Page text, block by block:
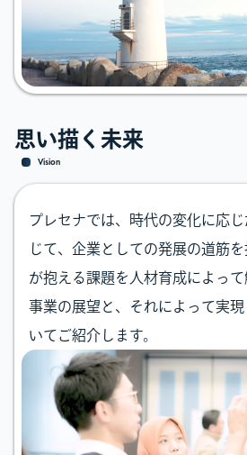
思い描く未来
Vision
プレセナでは、時代の変化に応
じて、企業としての発展の道筋
が抱える課題を人材育成によっ
事業の展望と、それによって実
いてご紹介します。